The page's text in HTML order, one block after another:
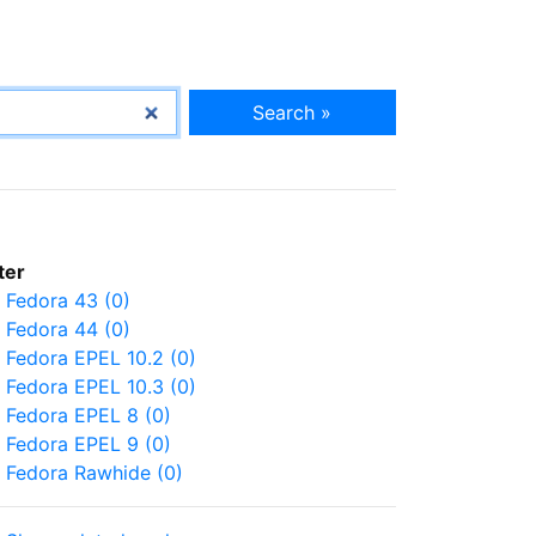
Search »
Fedora 43 (0)
Fedora 44 (0)
Fedora EPEL 10.2 (0)
Fedora EPEL 10.3 (0)
Fedora EPEL 8 (0)
Fedora EPEL 9 (0)
Fedora Rawhide (0)